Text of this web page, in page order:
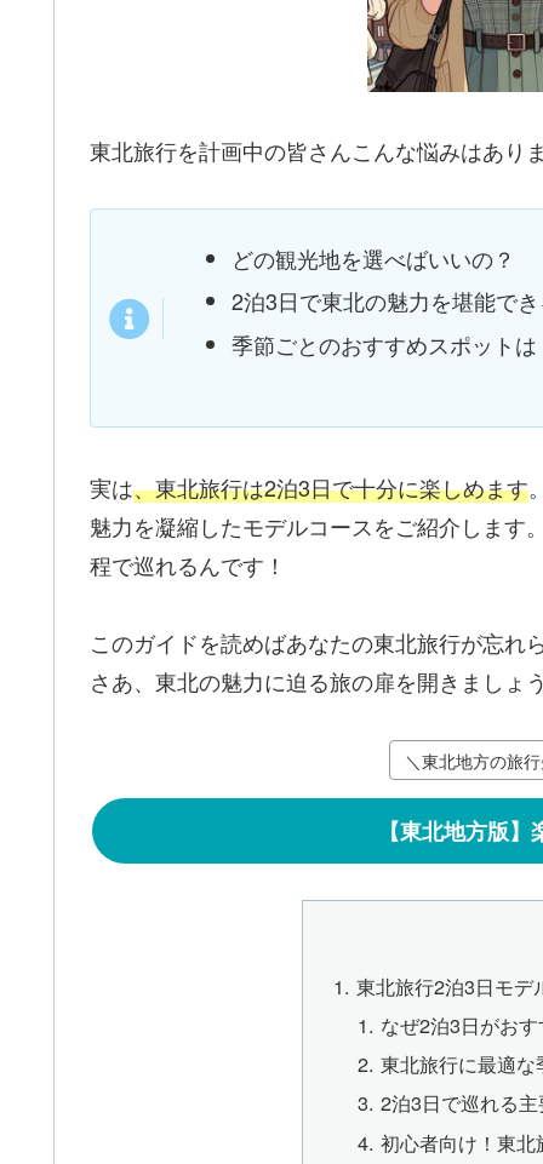
東北旅行を計画中の皆さんこんな悩みはあり
どの観光地を選べばいいの？
2泊3日で東北の魅力を堪能で
季節ごとのおすすめスポットは
実は、東北旅行は2泊3日で十分に楽しめます
魅力を凝縮したモデルコースをご紹介します
程で巡れるんです！
このガイドを読めばあなたの東北旅行が忘れ
さあ、東北の魅力に迫る旅の扉を開きましょ
＼東北地方の旅
【東北地方版
東北旅行2泊3日モデ
なぜ2泊3日がお
東北旅行に最適な
2泊3日で巡れる
初心者向け！東